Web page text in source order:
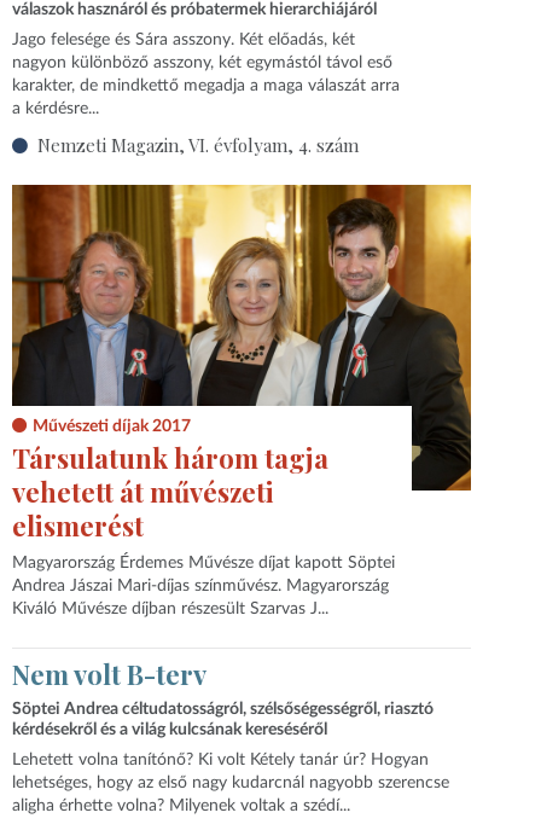
válaszok hasznáról és próbatermek hierarchiájáról
Jago felesége és Sára asszony. Két előadás, két
nagyon különböző asszony, két egymástól távol eső
karakter, de mindkettő megadja a maga válaszát arra
a kérdésre...
Nemzeti Magazin, VI. évfolyam, 4. szám
Művészeti díjak 2017
Társulatunk három tagja
vehetett át művészeti
elismerést
Magyarország Érdemes Művésze díjat kapott Söptei
Andrea Jászai Mari-díjas színművész. Magyarország
Kiváló Művésze díjban részesült Szarvas J...
Nem volt B-terv
Söptei Andrea céltudatosságról, szélsőségességről, riasztó
kérdésekről és a világ kulcsának kereséséről
Lehetett volna tanítónő? Ki volt Kétely tanár úr? Hogyan
lehetséges, hogy az első nagy kudarcnál nagyobb szerencse
aligha érhette volna? Milyenek voltak a szédí...